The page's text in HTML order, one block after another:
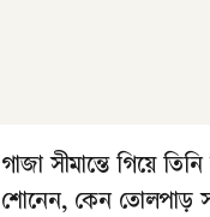
গাজা সীমান্তে গিয়ে
শোনেন, কেন তোলপাড়